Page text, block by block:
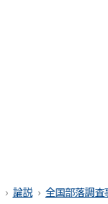
論説 全国部落調査